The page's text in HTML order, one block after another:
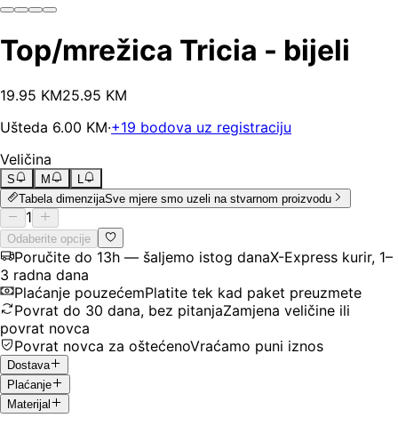
Top/mrežica Tricia - bijeli
19.95 KM25.95 KM
Ušteda 6.00 KM·+19 bodova uz registraciju
Veličina
S M
L
Tabela dimenzijaSve mjere smo uzeli na stvarnom proizvodu
1
Odaberite opcije
Poručite do 13h — šaljemo istog danaX-Express kurir, 1–
3 radna dana
Plaćanje pouzećemPlatite tek kad paket preuzmete
Povrat do 30 dana, bez pitanjaZamjena veličine ili
povrat novca
Povrat novca za oštećenoVraćamo puni iznos
Dostava
Plaćanje
Materijal